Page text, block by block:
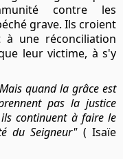
contre les
grave. Ils croient
une réconciliation
leur victime, à s'y
quand la grâce est
pas la justice
continuent à faire le
du Seigneur"( Isaïe